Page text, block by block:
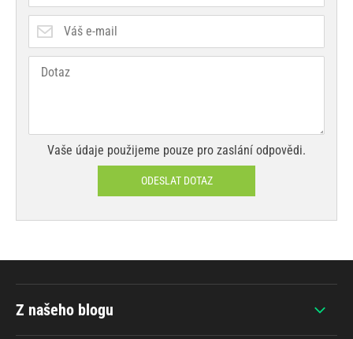
Vaše údaje použijeme pouze pro zaslání odpovědi.
ODESLAT DOTAZ
Z našeho blogu